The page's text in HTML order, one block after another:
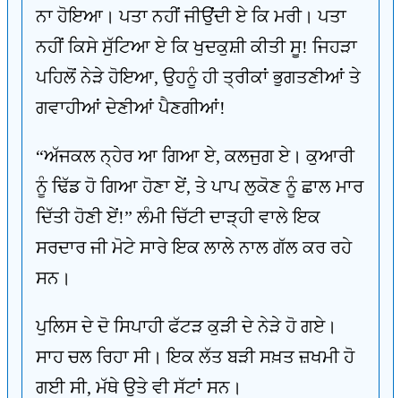
ਨਾ ਹੋਇਆ। ਪਤਾ ਨਹੀਂ ਜੀਉਂਦੀ ਏ ਕਿ ਮਰੀ। ਪਤਾ
ਨਹੀਂ ਕਿਸੇ ਸੁੱਟਿਆ ਏ ਕਿ ਖੁਦਕੁਸ਼ੀ ਕੀਤੀ ਸੂ! ਜਿਹੜਾ
ਪਹਿਲੋਂ ਨੇੜੇ ਹੋਇਆ, ਉਹਨੂੰ ਹੀ ਤ੍ਰੀਕਾਂ ਭੁਗਤਣੀਆਂ ਤੇ
ਗਵਾਹੀਆਂ ਦੇਣੀਆਂ ਪੈਣਗੀਆਂ!
“ਅੱਜਕਲ ਨ੍ਹੇਰ ਆ ਗਿਆ ਏ, ਕਲਜੁਗ ਏ। ਕੁਆਰੀ
ਨੂੰ ਢਿੱਡ ਹੋ ਗਿਆ ਹੋਣਾ ਏਂ, ਤੇ ਪਾਪ ਲੁਕੋਣ ਨੂੰ ਛਾਲ ਮਾਰ
ਦਿੱਤੀ ਹੋਣੀ ਏਂ!” ਲੰਮੀ ਚਿੱਟੀ ਦਾੜ੍ਹੀ ਵਾਲੇ ਇਕ
ਸਰਦਾਰ ਜੀ ਮੋਟੇ ਸਾਰੇ ਇਕ ਲਾਲੇ ਨਾਲ ਗੱਲ ਕਰ ਰਹੇ
ਸਨ।
ਪੁਲਿਸ ਦੇ ਦੋ ਸਿਪਾਹੀ ਫੱਟੜ ਕੁੜੀ ਦੇ ਨੇੜੇ ਹੋ ਗਏ।
ਸਾਹ ਚਲ ਰਿਹਾ ਸੀ। ਇਕ ਲੱਤ ਬੜੀ ਸਖ਼ਤ ਜ਼ਖਮੀ ਹੋ
ਗਈ ਸੀ, ਮੱਥੇ ਉਤੇ ਵੀ ਸੱਟਾਂ ਸਨ।